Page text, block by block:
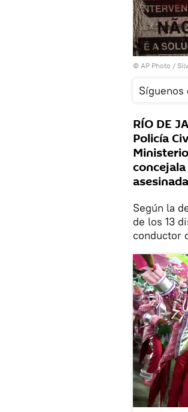
© AP Photo /
Síguenos
RÍO DE
Policía
Según la
de los 13
conductor